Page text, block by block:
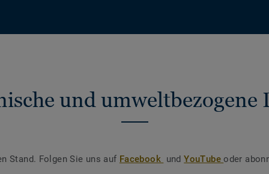
und umweltbezogene
Stand. Folgen Sie uns auf Facebook undYouTubeoder